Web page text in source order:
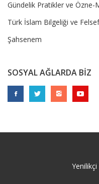
Gündelik Pratikler ve Özne-
Türk İslam Bilgeliği ve
Şahsenem
SOSYAL AĞLARDA BİZ
Yenilikçi